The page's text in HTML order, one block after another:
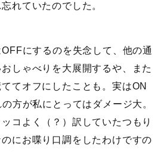
れていたのでした。
にするのを失念して、他の通
しゃべりを大展開するや、また
てオフにしたことも。実はON
方が私にとってはダメージ大。
コよく（？）訳していたつもり
にお喋り口調をしたわけですの